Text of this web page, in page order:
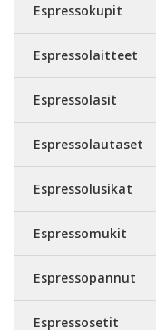
Espressokupit
Espressolaitteet
Espressolasit
Espressolautaset
Espressolusikat
Espressomukit
Espressopannut
Espressosetit